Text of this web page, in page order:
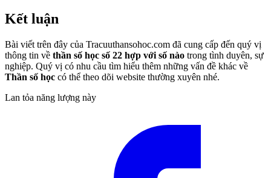
Kết luận
Bài viết trên đây của Tracuuthansohoc.com đã cung cấp đến quý vị
thông tin về thần số học số 22 hợp với số nào trong tình duyên, sự
nghiệp. Quý vị có nhu cầu tìm hiểu thêm những vấn đề khác về
Thần số học có thể theo dõi website thường xuyên nhé.
Lan tỏa năng lượng này